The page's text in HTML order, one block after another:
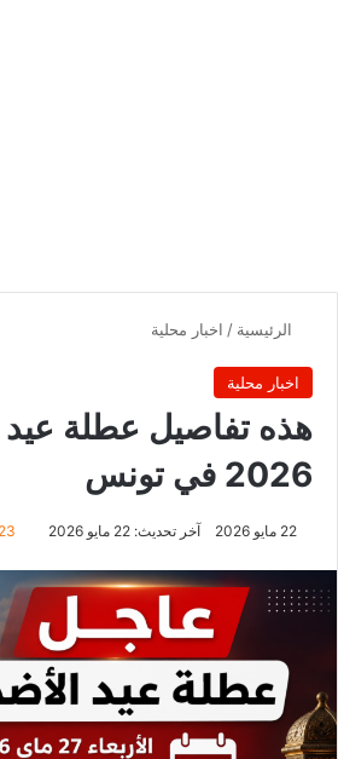
الرئيسية / اخبار محلية
اخبار محلية
هذه تفاصيل عطلة
2026 في تونس
22 مايو 2026 آخر تحديث: 22 مايو 2026